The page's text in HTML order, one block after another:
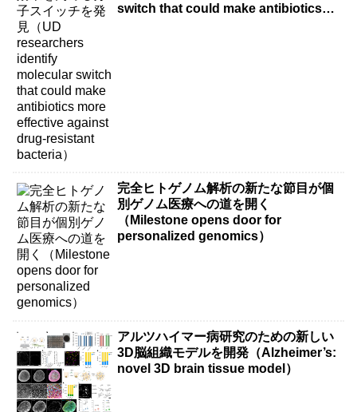
switch that could make antibiotics
完全ヒトゲノム解析の新たな節目が個
別ゲノム医療への道を開く
（Milestone opens door for
personalized genomics）
アルツハイマー病研究のための新しい
3D脳組織モデルを開発（Alzheimer’s:
novel 3D brain tissue model）